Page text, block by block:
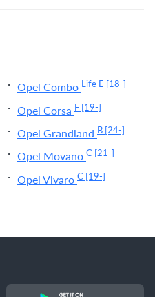
Opel Combo Life E [18-]
Opel Corsa F [19-]
Opel Grandland B [24-]
Opel Movano C [21-]
Opel Vivaro C [19-]